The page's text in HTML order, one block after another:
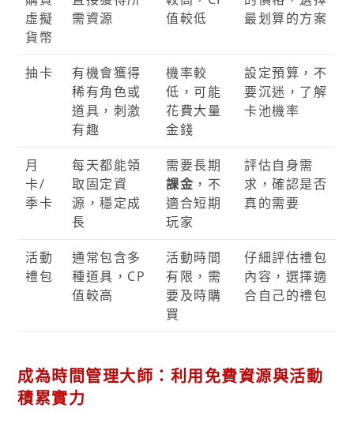
虛擬
貨幣
需資源
值較低
最划算的方案
抽卡
有機會獲得
稀有角色或
道具，刺激
有趣
機率較
低，可能
花費大量
金錢
設定預算，不
要沉迷，了解
卡池機率
月
卡/
季卡
每天都能領
取固定資
源，穩定成
長
需要長期
課金 ，不
適合短期
玩家
評估自身需
求，確認是否
真的需要
活動
禮包
通常包含多
種道具，CP
值較高
活動時間
有限，需
要及時購
買
仔細評估禮包
內容，選擇適
合自己的禮包
成為時間管理大師：利用免費資源與活動
積累實力